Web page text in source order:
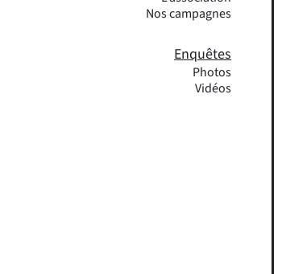
Nos campagnes
Enquêtes
Photos
Vidéos